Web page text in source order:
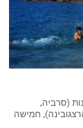
(סרביה,
חמישה